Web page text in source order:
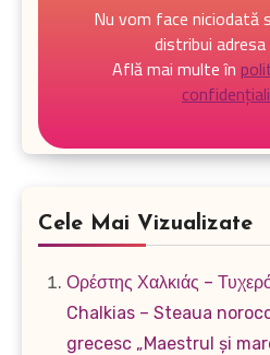
Nu vom face niciodată
distribui
Află mai multe în
Cele Mai Vizualizate
Ορέστης Χαλκιάς –
Chalkias – Steaua
grecesc „Maestrul și